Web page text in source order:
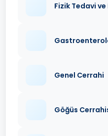
Fizik Tedavi
Genel Cerrahi
Göğüs